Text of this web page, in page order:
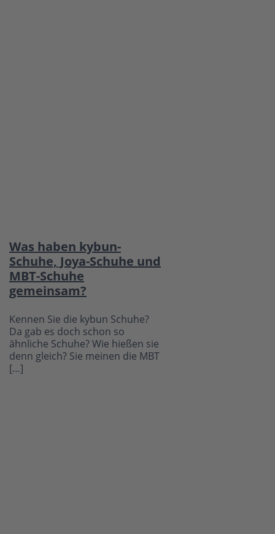
Was haben kybun-
Schuhe, Joya-Schuhe und
MBT-Schuhe
gemeinsam?
Kennen Sie die kybun Schuhe?
Da gab es doch schon so
ähnliche Schuhe? Wie hießen sie
denn gleich? Sie meinen die MBT
[…]